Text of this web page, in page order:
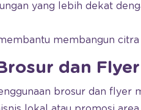
yang lebih dekat
membangun
dan Flyer
brosur dan flyer